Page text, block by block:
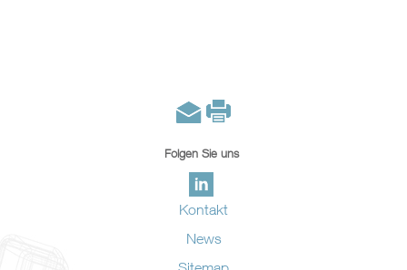
Folgen Sie uns
Kontakt
News